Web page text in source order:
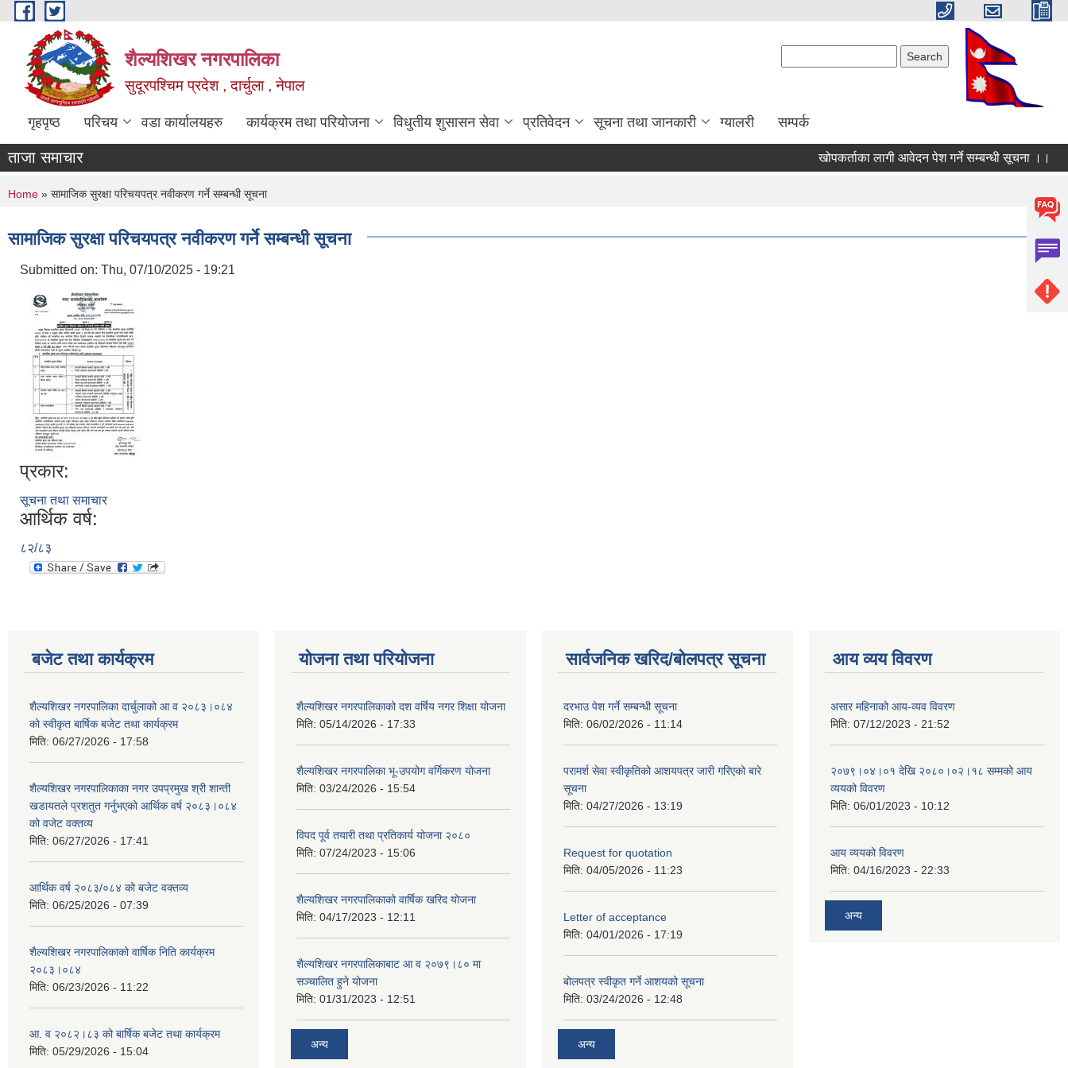
Skip to main content
शैल्यशिखर नगरपालिका
सुदूरपश्चिम प्रदेश , दार्चुला , नेपाल
गृहपृष्ठ परिचय वडा कार्यालयहरु कार्यक्रम तथा परियोजना विधुतीय शुसासन सेवा प्रतिवेदन सूचना तथा जानकारी ग्यालरी सम्पर्क
ताजा समाचार खोपकर्ताका लागी आवेदन पेश गर्ने सम्बन्धी सूचना ।।
You are here
Home » सामाजिक सुरक्षा परिचयपत्र नवीकरण गर्ने सम्बन्धी सूचना
सामाजिक सुरक्षा परिचयपत्र नवीकरण गर्ने सम्बन्धी सूचना
Submitted on: Thu, 07/10/2025 - 19:21
प्रकार:
सूचना तथा समाचार
आर्थिक वर्ष:
८२/८३
बजेट तथा कार्यक्रम
शैल्यशिखर नगरपालिका दार्चुलाको आ व २०८३।०८४
को स्वीकृत बार्षिक बजेट तथा कार्यक्रम
मिति: 06/27/2026 - 17:58
शैल्यशिखर नगरपालिकाका नगर उपप्रमुख श्री शान्ती
खडायतले प्रशतुत गर्नुभएको आर्थिक वर्ष २०८३।०८४
को वजेट वक्तव्य
मिति: 06/27/2026 - 17:41
आर्थिक वर्ष २०८३/०८४ को बजेट वक्तव्य
मिति: 06/25/2026 - 07:39
शैल्यशिखर नगरपालिकाको वार्षिक निति कार्यक्रम
२०८३।०८४
मिति: 06/23/2026 - 11:22
आ. व २०८२।८३ को बार्षिक बजेट तथा कार्यक्रम
मिति: 05/29/2026 - 15:04
योजना तथा परियोजना
शैल्यशिखर नगरपालिकाको दश वर्षिय नगर शिक्षा योजना
मिति: 05/14/2026 - 17:33
शैल्यशिखर नगरपालिका भू-उपयोग वर्गिकरण योजना
मिति: 03/24/2026 - 15:54
विपद पूर्व तयारी तथा प्रतिकार्य योजना २०८०
मिति: 07/24/2023 - 15:06
शैल्यशिखर नगरपालिकाको वार्षिक खरिद योजना
मिति: 04/17/2023 - 12:11
शैल्यशिखर नगरपालिकाबाट आ व २०७९।८० मा
सञ्चालित हुने योजना
मिति: 01/31/2023 - 12:51
अन्य
सार्वजनिक खरिद/बोलपत्र सूचना
दरभाउ पेश गर्ने सम्बन्धी सूचना
मिति: 06/02/2026 - 11:14
परामर्श सेवा स्वीकृतिको आशयपत्र जारी गरिएको बारे
सूचना
मिति: 04/27/2026 - 13:19
Request for quotation
मिति: 04/05/2026 - 11:23
Letter of acceptance
मिति: 04/01/2026 - 17:19
बोलपत्र स्वीकृत गर्ने आशयको सूचना
मिति: 03/24/2026 - 12:48
अन्य
आय व्यय विवरण
असार महिनाको आय-व्यव विवरण
मिति: 07/12/2023 - 21:52
२०७९।०४।०१ देखि २०८०।०२।१८ सम्मको आय
व्ययको विवरण
मिति: 06/01/2023 - 10:12
आय व्ययको विवरण
मिति: 04/16/2023 - 22:33
अन्य